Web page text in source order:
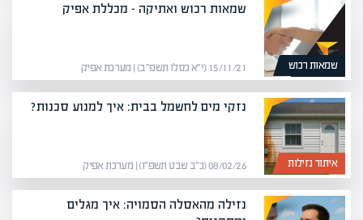
שמאות רכוש
שמאות רכוש ואתיקה – מכללת אפיק
15/11/21 (י״א כסלו תשפ״ב) | מערכת אפיק
איתור נזילות
נזקי מים לחשמל בבית: איך למנוע סכנות?
08/02/26 (כ״ב שבט תשפ״ו) | מערכת אפיק
נזילה מהאסלה הסמויה: איך מגלים